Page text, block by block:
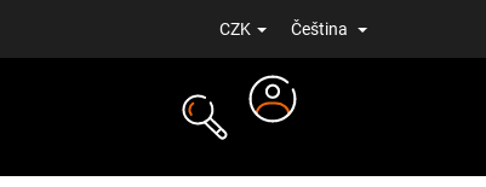
CZK Čeština